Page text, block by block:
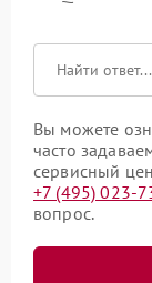
Вы можете
часто
сервисный
+7 (495) 023-
вопрос.